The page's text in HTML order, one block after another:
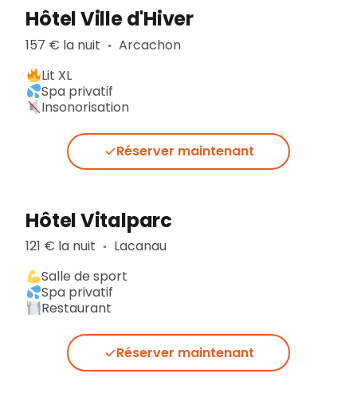
Hôtel Ville d'Hiver
157 € la nuit ▪︎ Arcachon
Lit XL
Spa privatif
Insonorisation
Réserver maintenant
Hôtel Vitalparc
121 € la nuit ▪︎ Lacanau
Salle de sport
Spa privatif
Restaurant
Réserver maintenant